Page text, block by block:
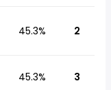
45.3% 2
45.3% 3